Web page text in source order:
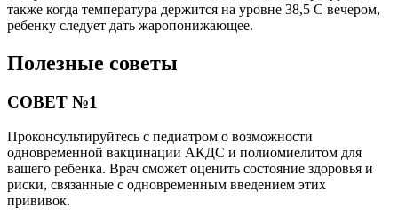
также когда температура держится на уровне 38,5 С вечером,
ребенку следует дать жаропонижающее.
Полезные советы
СОВЕТ №1
Проконсультируйтесь с педиатром о возможности
одновременной вакцинации АКДС и полиомиелитом для
вашего ребенка. Врач сможет оценить состояние здоровья и
риски, связанные с одновременным введением этих
прививок.